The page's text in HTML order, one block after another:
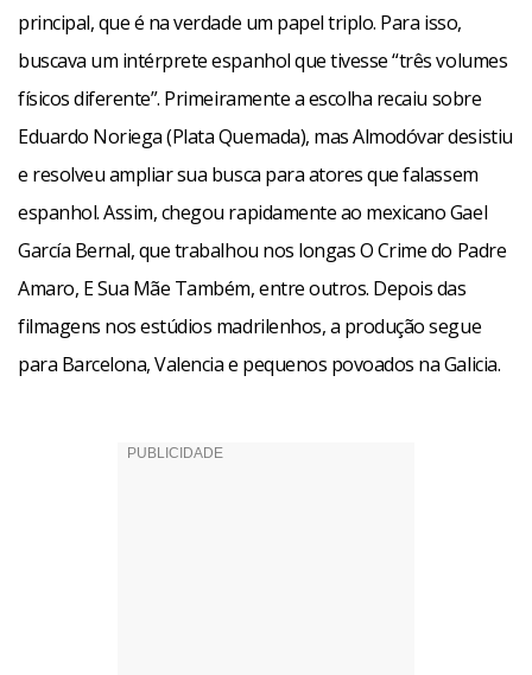
principal, que é na verdade um papel triplo. Para isso,
buscava um intérprete espanhol que tivesse “três volumes
físicos diferente”. Primeiramente a escolha recaiu sobre
Eduardo Noriega (Plata Quemada), mas Almodóvar desistiu
e resolveu ampliar sua busca para atores que falassem
espanhol. Assim, chegou rapidamente ao mexicano Gael
García Bernal, que trabalhou nos longas O Crime do Padre
Amaro, E Sua Mãe Também, entre outros. Depois das
filmagens nos estúdios madrilenhos, a produção segue
para Barcelona, Valencia e pequenos povoados na Galicia.